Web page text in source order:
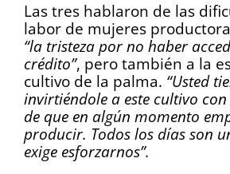
Las tres hablaron de las
labor de mujeres
“la tristeza por no haber
crédito”, pero también a la
cultivo de la palma. “Usted
invirtiéndole a este cultivo
de que en algún momento
producir. Todos los días son
exige esforzarnos”.